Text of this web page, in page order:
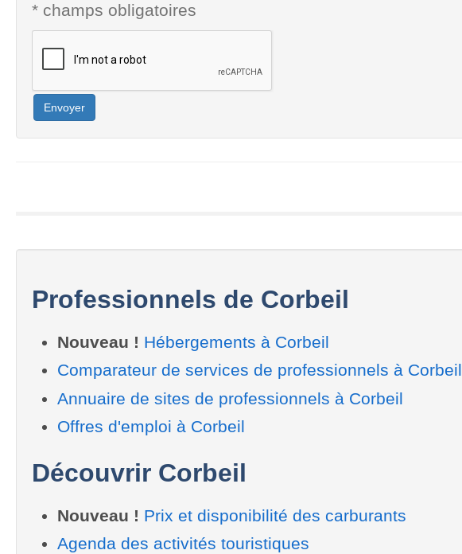
* champs obligatoires
Envoyer
Professionnels de Corbeil
Nouveau ! Hébergements à Corbeil
Comparateur de services de professionnels à Corbeil
Annuaire de sites de professionnels à Corbeil
Offres d'emploi à Corbeil
Découvrir Corbeil
Nouveau ! Prix et disponibilité des carburants
Agenda des activités touristiques